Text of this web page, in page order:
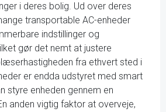
i deres bolig. Ud over deres
transportable AC-enheder
indstillinger og
gør det nemt at justere
fra ethvert sted i
er endda udstyret med smart
styre enheden gennem en
anden vigtig faktor at overveje,